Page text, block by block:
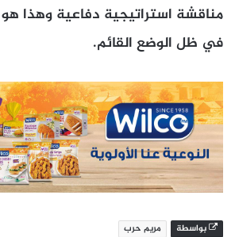
مناقشة استراتيجية دفاعية وهذا هو
في ظل الوضع القائم.
بواسطة
مريم حرب